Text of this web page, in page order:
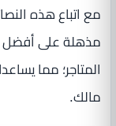
مع اتباع هذه
مذهلة على أفضل
المتاجر؛ مما
مالك.